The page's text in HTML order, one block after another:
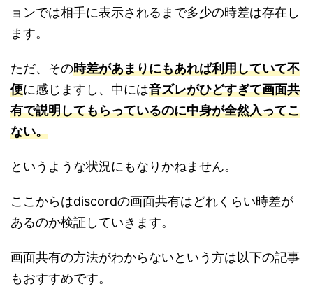
ョンでは相手に表示されるまで多少の時差は存在し
ます。
ただ、その時差があまりにもあれば利用していて不
便に感じますし、中には音ズレがひどすぎて画面共
有で説明してもらっているのに中身が全然入ってこ
ない。
というような状況にもなりかねません。
ここからはdiscordの画面共有はどれくらい時差が
あるのか検証していきます。
画面共有の方法がわからないという方は以下の記事
もおすすめです。